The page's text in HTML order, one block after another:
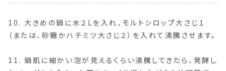
10. 大きめの鍋に水２Lを入れ、モルトシロップ大さじ１
（または、砂糖かハチミツ大さじ２）を入れて沸騰させます。
11. 鍋肌に細かい泡が見えるくらい沸騰してきたら、発酵し